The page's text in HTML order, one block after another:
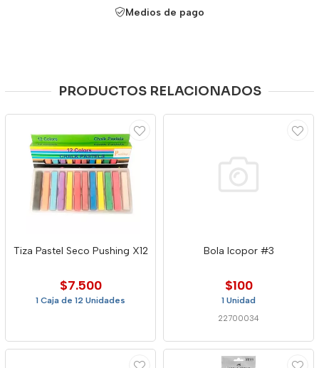
Medios de pago
PRODUCTOS RELACIONADOS
Tiza Pastel Seco Pushing X12
$7.500
1 Caja de 12 Unidades
Bola Icopor #3
$100
1 Unidad
22700034